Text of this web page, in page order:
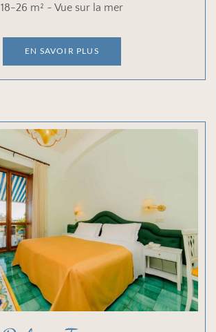
18-26 m² ~ Vue sur la mer
EN SAVOIR PLUS